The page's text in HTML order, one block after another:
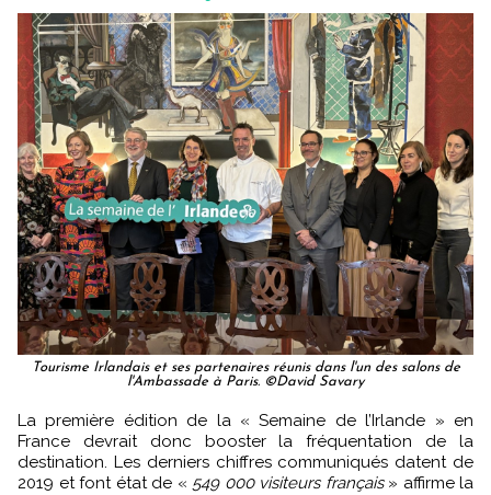
Tourisme Irlandais et ses partenaires réunis dans l'un des salons de
l'Ambassade à Paris. ©David Savary
La première édition de la « Semaine de l’Irlande » en
France devrait donc booster la fréquentation de la
destination. Les derniers chiffres communiqués datent de
2019 et font état de « 549 000 visiteurs français» affirme la